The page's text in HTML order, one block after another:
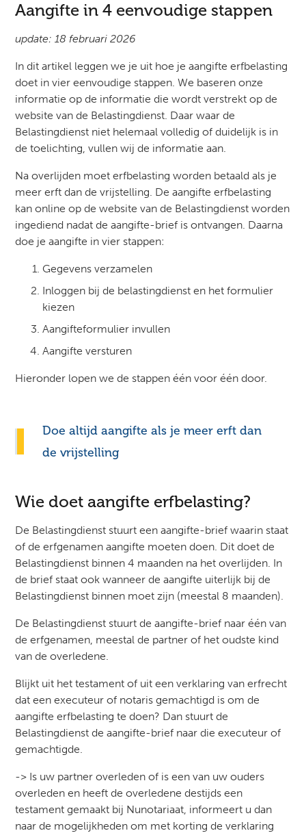
Aangifte in 4 eenvoudige stappen
update: 18 februari 2026
In dit artikel leggen we je uit hoe je aangifte erfbelasting
doet in vier eenvoudige stappen. We baseren onze
informatie op de informatie die wordt verstrekt op de
website van de Belastingdienst. Daar waar de
Belastingdienst niet helemaal volledig of duidelijk is in
de toelichting, vullen wij de informatie aan.
Na overlijden moet erfbelasting worden betaald als je
meer erft dan de vrijstelling. De aangifte erfbelasting
kan online op de website van de Belastingdienst worden
ingediend nadat de aangifte-brief is ontvangen. Daarna
doe je aangifte in vier stappen:
Gegevens verzamelen
Inloggen bij de belastingdienst en het formulier
kiezen
Aangifteformulier invullen
Aangifte versturen
Hieronder lopen we de stappen één voor één door.
Doe altijd aangifte als je meer erft dan
de vrijstelling
Wie doet aangifte erfbelasting?
De Belastingdienst stuurt een aangifte-brief waarin staat
of de erfgenamen aangifte moeten doen. Dit doet de
Belastingdienst binnen 4 maanden na het overlijden. In
de brief staat ook wanneer de aangifte uiterlijk bij de
Belastingdienst binnen moet zijn (meestal 8 maanden).
De Belastingdienst stuurt de aangifte-brief naar één van
de erfgenamen, meestal de partner of het oudste kind
van de overledene.
Blijkt uit het testament of uit een verklaring van erfrecht
dat een executeur of notaris gemachtigd is om de
aangifte erfbelasting te doen? Dan stuurt de
Belastingdienst de aangifte-brief naar die executeur of
gemachtigde.
-> Is uw partner overleden of is een van uw ouders
overleden en heeft de overledene destijds een
testament gemaakt bij Nunotariaat, informeert u dan
naar de mogelijkheden om met korting de verklaring